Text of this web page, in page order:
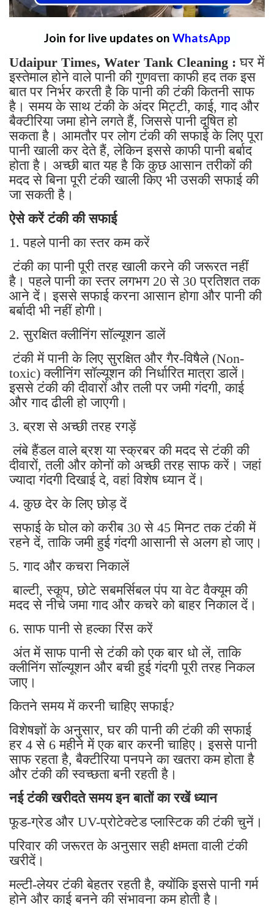
Join for live updates on WhatsApp
Udaipur Times, Water Tank Cleaning : घर में
इस्तेमाल होने वाले पानी की गुणवत्ता काफी हद तक इस
बात पर निर्भर करती है कि पानी की टंकी कितनी साफ
है। समय के साथ टंकी के अंदर मिट्टी, काई, गाद और
बैक्टीरिया जमा होने लगते हैं, जिससे पानी दूषित हो
सकता है। आमतौर पर लोग टंकी की सफाई के लिए पूरा
पानी खाली कर देते हैं, लेकिन इससे काफी पानी बर्बाद
होता है। अच्छी बात यह है कि कुछ आसान तरीकों की
मदद से बिना पूरी टंकी खाली किए भी उसकी सफाई की
जा सकती है।
ऐसे करें टंकी की सफाई
1. पहले पानी का स्तर कम करें
टंकी का पानी पूरी तरह खाली करने की जरूरत नहीं
है। पहले पानी का स्तर लगभग 20 से 30 प्रतिशत तक
आने दें। इससे सफाई करना आसान होगा और पानी की
बर्बादी भी नहीं होगी।
2. सुरक्षित क्लीनिंग सॉल्यूशन डालें
टंकी में पानी के लिए सुरक्षित और गैर-विषैले (Non-
toxic) क्लीनिंग सॉल्यूशन की निर्धारित मात्रा डालें।
इससे टंकी की दीवारों और तली पर जमी गंदगी, काई
और गाद ढीली हो जाएगी।
3. ब्रश से अच्छी तरह रगड़ें
लंबे हैंडल वाले ब्रश या स्क्रबर की मदद से टंकी की
दीवारों, तली और कोनों को अच्छी तरह साफ करें। जहां
ज्यादा गंदगी दिखाई दे, वहां विशेष ध्यान दें।
4. कुछ देर के लिए छोड़ दें
सफाई के घोल को करीब 30 से 45 मिनट तक टंकी में
रहने दें, ताकि जमी हुई गंदगी आसानी से अलग हो जाए।
5. गाद और कचरा निकालें
बाल्टी, स्कूप, छोटे सबमर्सिबल पंप या वेट वैक्यूम की
मदद से नीचे जमा गाद और कचरे को बाहर निकाल दें।
6. साफ पानी से हल्का रिंस करें
अंत में साफ पानी से टंकी को एक बार धो लें, ताकि
क्लीनिंग सॉल्यूशन और बची हुई गंदगी पूरी तरह निकल
जाए।
कितने समय में करनी चाहिए सफाई?
विशेषज्ञों के अनुसार, घर की पानी की टंकी की सफाई
हर 4 से 6 महीने में एक बार करनी चाहिए। इससे पानी
साफ रहता है, बैक्टीरिया पनपने का खतरा कम होता है
और टंकी की स्वच्छता बनी रहती है।
नई टंकी खरीदते समय इन बातों का रखें ध्यान
फूड-ग्रेड और UV-प्रोटेक्टेड प्लास्टिक की टंकी चुनें।
परिवार की जरूरत के अनुसार सही क्षमता वाली टंकी
खरीदें।
मल्टी-लेयर टंकी बेहतर रहती है, क्योंकि इससे पानी गर्म
होने और काई बनने की संभावना कम होती है।